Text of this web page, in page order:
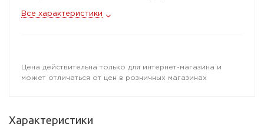
Все характеристики
Цена действительна только для интернет-магазина и
может отличаться от цен в розничных магазинах
Характеристики